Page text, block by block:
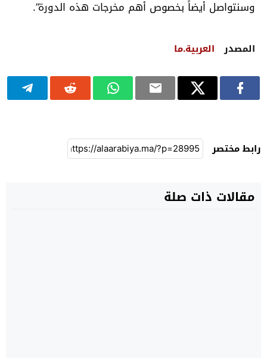
وسنتواصل أيضاً بخصوص أهم مخرجات هذه الدورة”.
المصدر العربية.ما
رابط مختصر
مقالات ذات صلة